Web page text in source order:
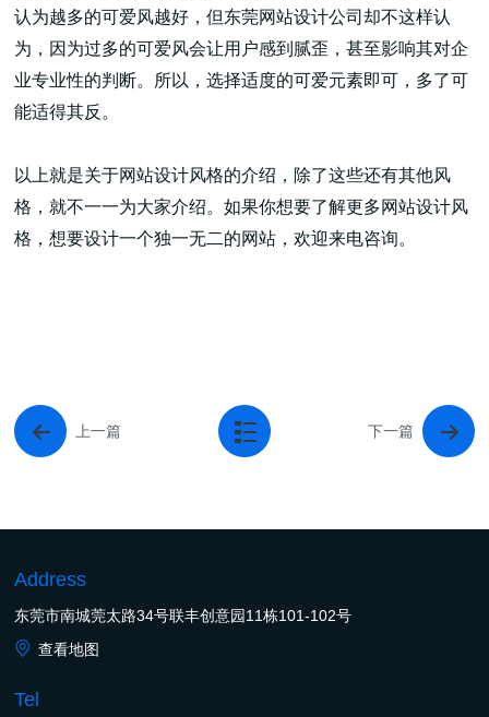
认为越多的可爱风越好，但东莞网站设计公司却不这样认
为，因为过多的可爱风会让用户感到腻歪，甚至影响其对企
业专业性的判断。所以，选择适度的可爱元素即可，多了可
能适得其反。
以上就是关于网站设计风格的介绍，除了这些还有其他风
格，就不一一为大家介绍。如果你想要了解更多网站设计风
格，想要设计一个独一无二的网站，欢迎来电咨询。
上一篇 下一篇
Address
东莞市南城莞太路34号联丰创意园11栋101-102号
查看地图
Tel